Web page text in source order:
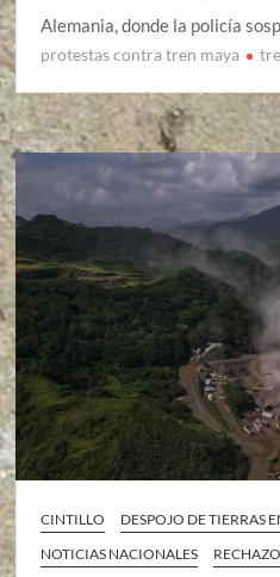
Alemania, donde la policía
protestas contra tren maya
CINTILLO
DESPOJO DE TIERRAS
NOTICIAS NACIONALES